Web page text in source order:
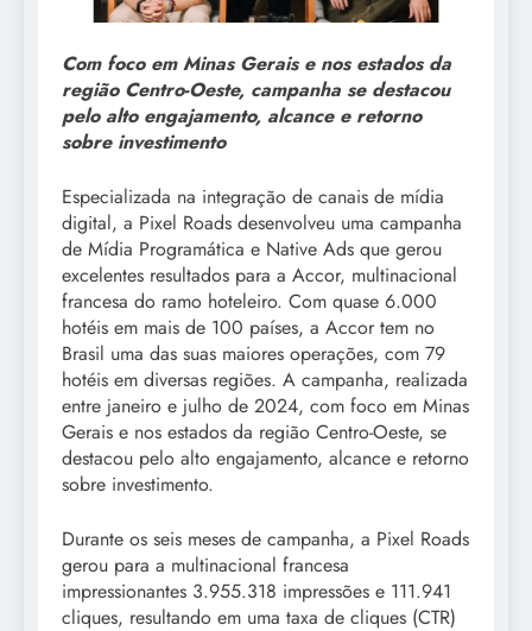
Com foco em Minas Gerais e nos estados da
região Centro-Oeste, campanha se destacou
pelo alto engajamento, alcance e retorno
sobre investimento
Especializada na integração de canais de mídia
digital, a Pixel Roads desenvolveu uma campanha
de Mídia Programática e Native Ads que gerou
excelentes resultados para a Accor, multinacional
francesa do ramo hoteleiro. Com quase 6.000
hotéis em mais de 100 países, a Accor tem no
Brasil uma das suas maiores operações, com 79
hotéis em diversas regiões. A campanha, realizada
entre janeiro e julho de 2024, com foco em Minas
Gerais e nos estados da região Centro-Oeste, se
destacou pelo alto engajamento, alcance e retorno
sobre investimento.
Durante os seis meses de campanha, a Pixel Roads
gerou para a multinacional francesa
impressionantes 3.955.318 impressões e 111.941
cliques, resultando em uma taxa de cliques (CTR)